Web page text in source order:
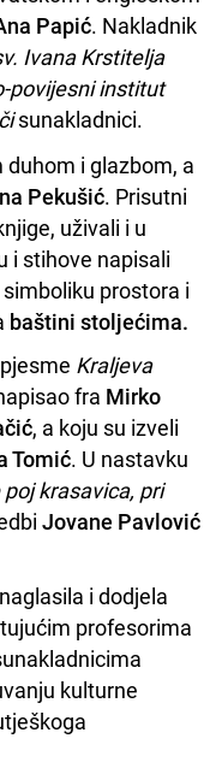
Papić. Nakladnik
Ivana Krstitelja
povijesni institut
sunakladnici.
i glazbom, a
Pekušić. Prisutni
uživali i u
i stihove napisali
prostora i
baštini stoljećima.
Kraljeva
fra Mirko
, a koju su izveli
Tomić. U nastavku
poj krasavica, pri
Jovane Pavlović
i dodjela
profesorima
kulturne